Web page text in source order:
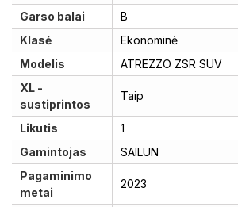
Garso balai
B
Klasė
Ekonominė
Modelis
ATREZZO ZSR SUV
XL -
sustiprintos
Taip
Likutis
1
Gamintojas
SAILUN
Pagaminimo
metai
2023